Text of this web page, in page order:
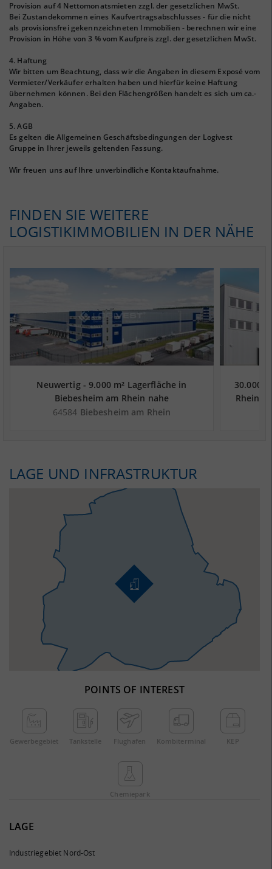
Provision auf 4 Nettomonatsmieten zzgl. der gesetzlichen MwSt.
Bei Zustandekommen eines Kaufvertragsabschlusses - für die nicht
als provisionsfrei gekennzeichneten Immobilien - berechnen wir eine
Provision in Höhe von 3 % vom Kaufpreis zzgl. der gesetzlichen MwSt.
4. Haftung
Wir bitten um Beachtung, dass wir die Angaben in diesem Exposé vom
Vermieter/Verkäufer erhalten haben und hierfür keine Haftung
übernehmen können. Bei den Flächengrößen handelt es sich um ca.-
Angaben.
5. AGB
Es gelten die Allgemeinen Geschäftsbedingungen der Logivest
Gruppe in Ihrer jeweils geltenden Fassung.
Wir freuen uns auf Ihre unverbindliche Kontaktaufnahme.
FINDEN SIE WEITERE
LOGISTIKIMMOBILIEN IN DER NÄHE
Neuwertig - 9.000 m² Lagerfläche in
Biebesheim am Rhein nahe
Güterverkehrszentrum GUT - Gernsheim -
64584 Biebesheim am Rhein
30.000
Rhein
LAGE UND INFRASTRUKTUR
POINTS OF INTEREST
Gewerbe­gebiet Tankstelle Flughafen Kombi­terminal KEP
Chemie­park
LAGE
Industriegebiet Nord-Ost